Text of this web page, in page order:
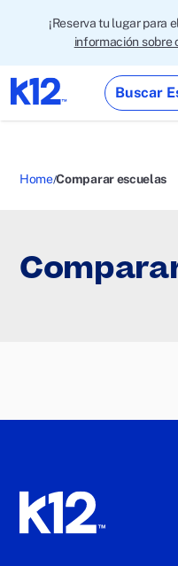
¡Reserva tu lugar para
información sobre
Buscar
Home Comparar escuelas